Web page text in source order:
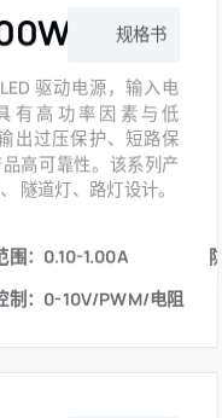
系列
规格书
驱动电源，输入电
有高功率因素与低
出过压保护、短路保
高可靠性。该系列产
隧道灯、路灯设计。
围：0.10-1.00A
制：0-10V/PWM/电阻